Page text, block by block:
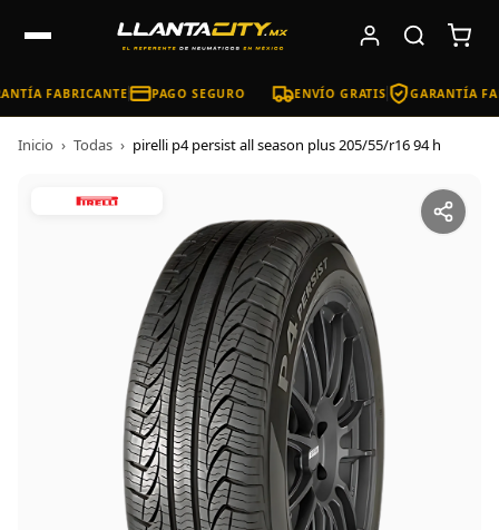
FABRICANTE PAGO SEGURO ENVÍO GRATIS GARANTÍA
Inicio › Todas › pirelli p4 persist all season plus 205/55/r16 94 h